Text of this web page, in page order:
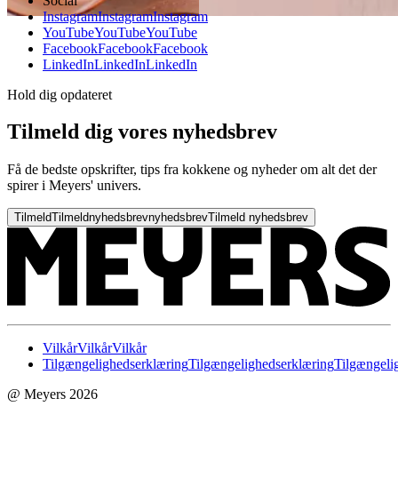
InstagramInstagramInstagram
YouTubeYouTubeYouTube
FacebookFacebookFacebook
LinkedInLinkedInLinkedIn
Hold dig opdateret
Tilmeld dig vores nyhedsbrev
Få de bedste opskrifter, tips fra kokkene og nyheder om alt det der
spirer i Meyers' univers.
TilmeldTilmeldnyhedsbrevnyhedsbrevTilmeld nyhedsbrev
VilkårVilkårVilkår
TilgængelighedserklæringTilgængelighedserklæring
@ Meyers 2026